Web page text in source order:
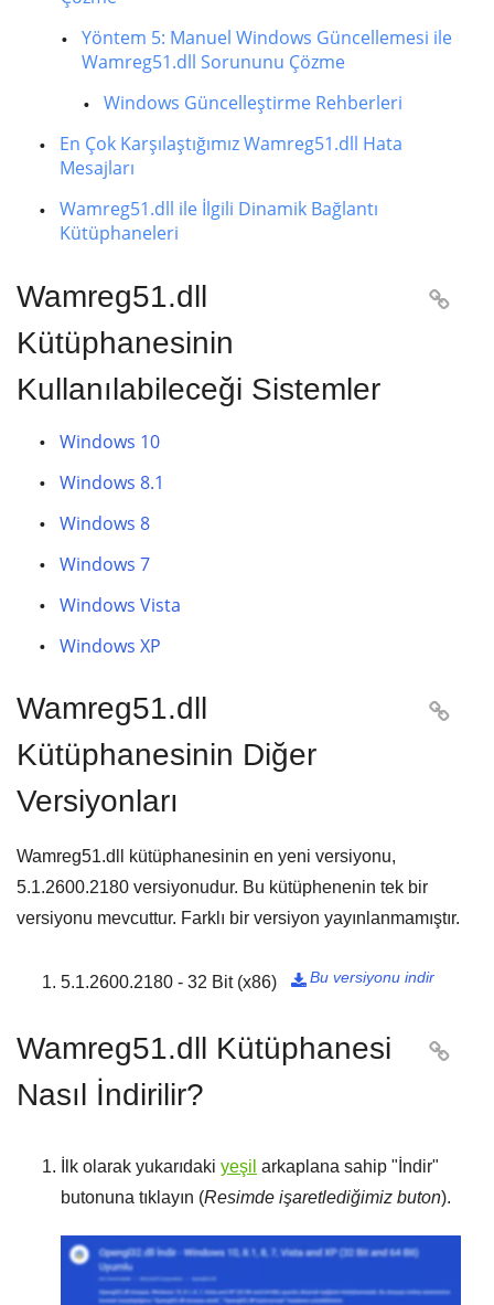
Yöntem 5: Manuel Windows Güncellemesi ile
Wamreg51.dll Sorununu Çözme
Windows Güncelleştirme Rehberleri
En Çok Karşılaştığımız Wamreg51.dll Hata
Mesajları
Wamreg51.dll ile İlgili Dinamik Bağlantı
Kütüphaneleri
Wamreg51.dll
Kütüphanesinin
Kullanılabileceği Sistemler

Windows 10
Windows 8.1
Windows 8
Windows 7
Windows Vista
Windows XP
Wamreg51.dll
Kütüphanesinin Diğer
Versiyonları

Wamreg51.dll kütüphanesinin en yeni versiyonu,
5.1.2600.2180 versiyonudur. Bu kütüphenenin tek bir
versiyonu mevcuttur. Farklı bir versiyon yayınlanmamıştır.
5.1.2600.2180 - 32 Bit (x86) Bu versiyonu indir

Wamreg51.dll Kütüphanesi
Nasıl İndirilir?

İlk olarak yukarıdaki yeşil arkaplana sahip " İndir"
butonuna tıklayın (Resimde işaretlediğimiz buton).